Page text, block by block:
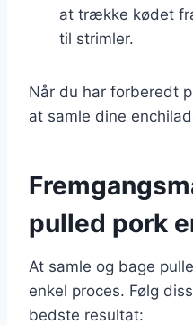
at trække kødet
til strimler.
Når du har forberedt
at samle dine
pulled pork
At samle og bage
enkel proces. Følg
bedste resultat: